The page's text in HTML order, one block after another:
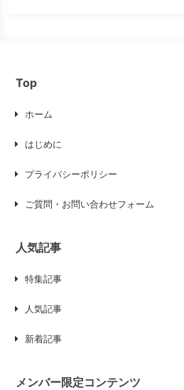
Top
ホーム
はじめに
プライバシーポリシー
ご質問・お問い合わせフォーム
人気記事
特集記事
人気記事
新着記事
メンバー限定コンテンツ